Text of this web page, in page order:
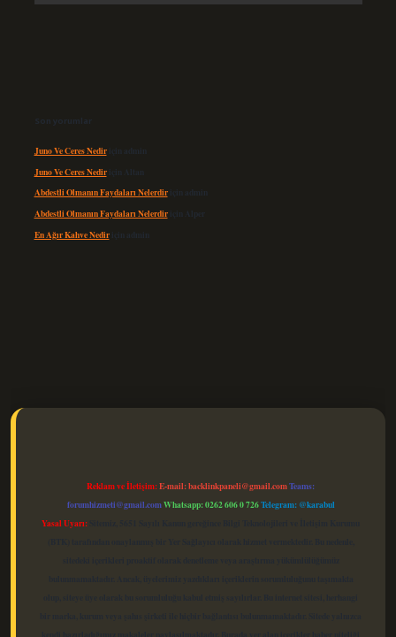
Son yorumlar
Juno Ve Ceres Nediriçin admin
Juno Ve Ceres Nediriçin Altan
Abdestli Olmanın Faydaları Nelerdiriçin admin
Abdestli Olmanın Faydaları Nelerdiriçin Alper
En Ağır Kahve Nediriçin admin
Reklam ve İletişim:E-mail:backlinkpaneli@gmail.comTeams:
forumhizmeti@gmail.comWhatsapp: 0262 606 0 726Telegram: @karabul
Yasal Uyarı: